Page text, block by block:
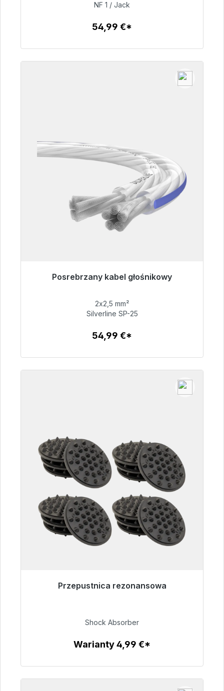
54,99 €
NF 1 / Jack
54,99 €*
Posrebrzany kabel głośnikowy
Gotowy do natychmiastowej wysyłki, czas
54,99 €
2x2,5 mm²
Silverline SP-25
54,99 €*
Przepustnica rezonansowa
Gotowy do natychmiastowej wysyłki, czas
54,99 €
Shock Absorber
Warianty 4,99 €*